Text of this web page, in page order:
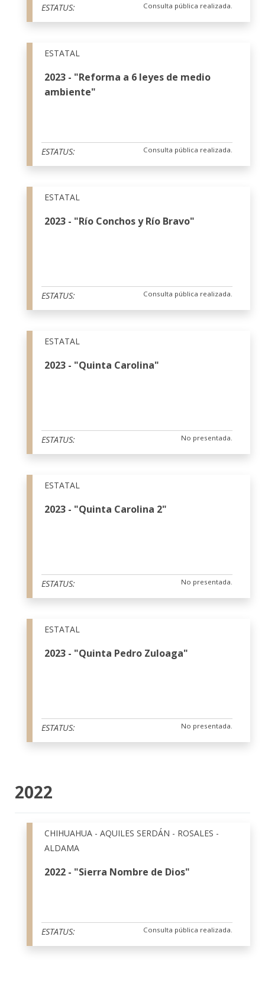
ESTATUS: Consulta pública realizada.
ESTATAL
2023 - "Reforma a 6 leyes de medio
ambiente"
ESTATUS: Consulta pública realizada.
ESTATAL
2023 - "Río Conchos y Río Bravo"
ESTATUS: Consulta pública realizada.
ESTATAL
2023 - "Quinta Carolina"
ESTATUS: No presentada.
ESTATAL
2023 - "Quinta Carolina 2"
ESTATUS: No presentada.
ESTATAL
2023 - "Quinta Pedro Zuloaga"
ESTATUS: No presentada.
2022
CHIHUAHUA - AQUILES SERDÁN - ROSALES -
ALDAMA
2022 - "Sierra Nombre de Dios"
ESTATUS: Consulta pública realizada.